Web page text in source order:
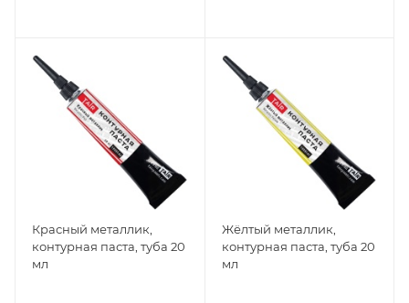
Красный металлик,
контурная паста, туба 20
мл
Жёлтый металлик,
контурная паста, туба 20
мл